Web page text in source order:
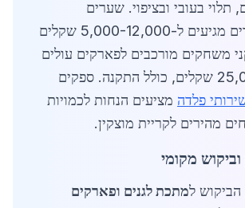
תלוי בעובי ובציפוי. שערים
חשמליים כבדים מגיעים ל-5,000-12,000 שקלים
משחקים מורכבים לפארקים עולים
25,000-80,000 שקלים, כולל התקנה. ספקים
פלדה מציעים הנחות לכמויות
מהירים לקריית מוצקין.
מקומי
מתכת לגנים ופארקים